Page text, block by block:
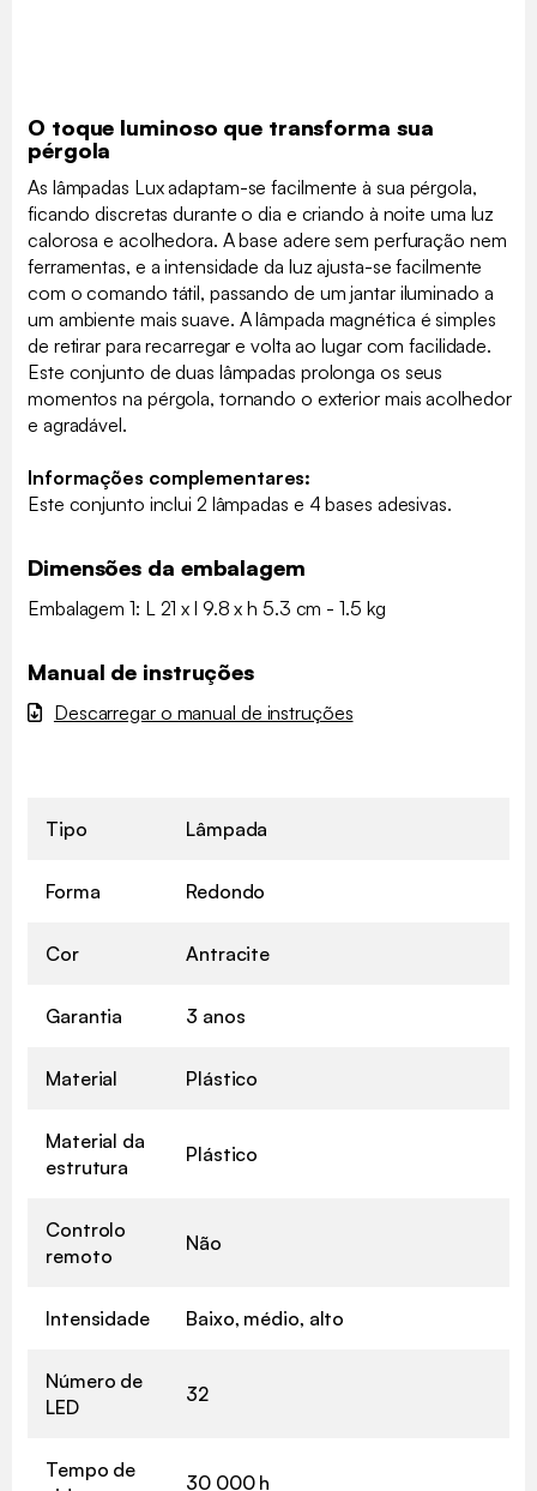
O toque luminoso que transforma sua
pérgola
As lâmpadas Lux adaptam-se facilmente à sua pérgola,
ficando discretas durante o dia e criando à noite uma luz
calorosa e acolhedora. A base adere sem perfuração nem
ferramentas, e a intensidade da luz ajusta-se facilmente
com o comando tátil, passando de um jantar iluminado a
um ambiente mais suave. A lâmpada magnética é simples
de retirar para recarregar e volta ao lugar com facilidade.
Este conjunto de duas lâmpadas prolonga os seus
momentos na pérgola, tornando o exterior mais acolhedor
e agradável.
Informações complementares:
Este conjunto inclui 2 lâmpadas e 4 bases adesivas.
Dimensões da embalagem
Embalagem 1: L 21 x l 9.8 x h 5.3 cm - 1.5 kg
Manual de instruções
Descarregar o manual de instruções
Tipo Lâmpada
Forma Redondo
Cor Antracite
Garantia 3 anos
Material Plástico
Material da
estrutura
Plástico
Controlo
remoto
Não
Intensidade Baixo, médio, alto
Número de
LED
32
Tempo de
30 000 h